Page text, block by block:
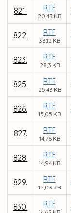
821. RTF
20,43 KB
822. RTF
33,12 KB
823. RTF
28,3 KB
825. RTF
25,43 KB
826. RTF
15,05 KB
827. RTF
14,76 KB
828. RTF
14,94 KB
829. RTF
15,03 KB
830. RTF